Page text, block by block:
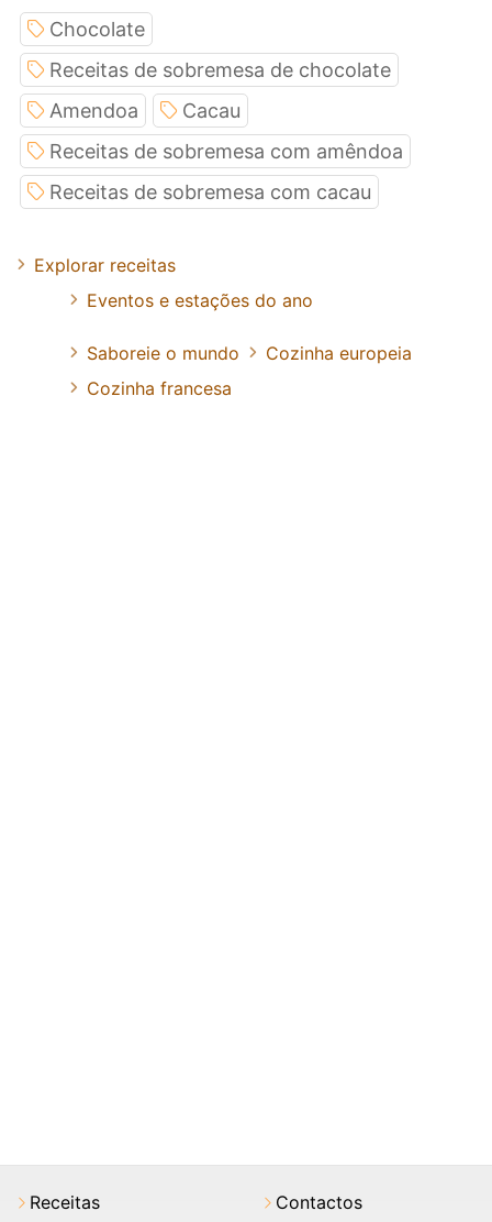
Chocolate
Receitas de sobremesa de chocolate
Amendoa
Cacau
Receitas de sobremesa com amêndoa
Receitas de sobremesa com cacau
Explorar receitas
Eventos e estações do ano
Saboreie o mundo
Cozinha europeia
Cozinha francesa
Receitas Contactos